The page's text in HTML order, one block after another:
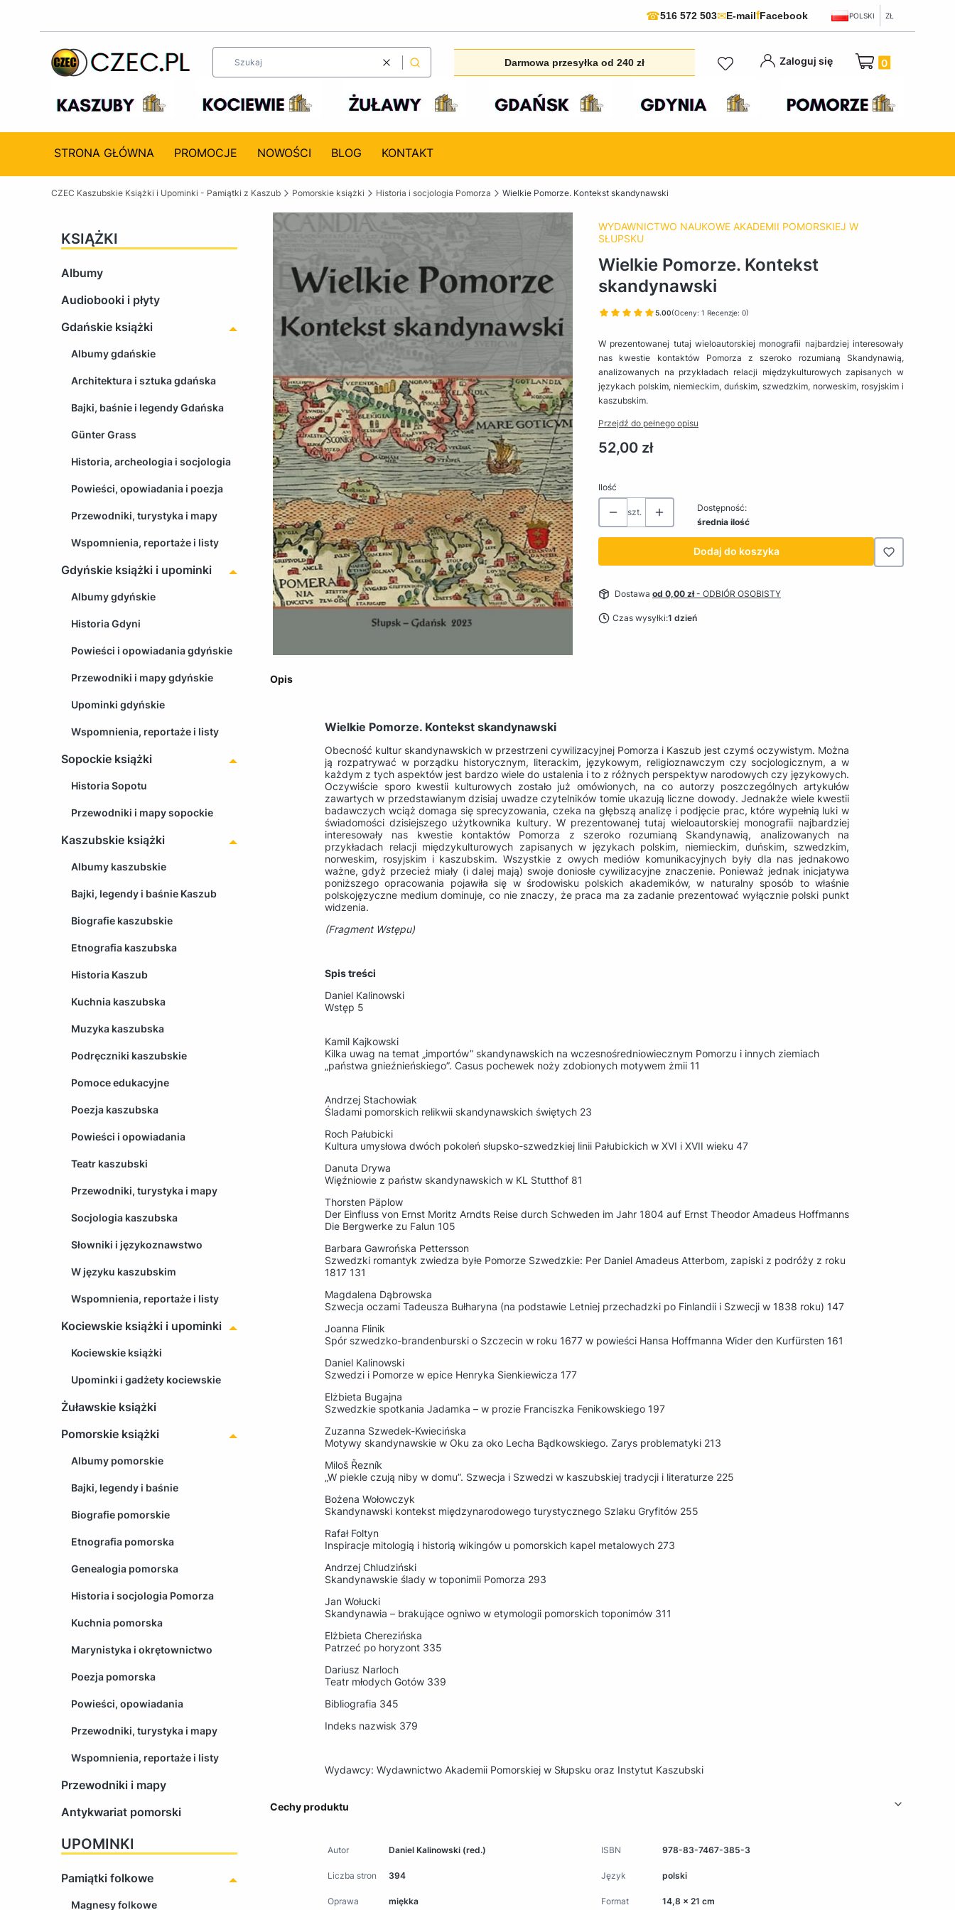
☎516 572 503✉E-mailfFacebook POLSKI ZŁ
WyczyśćSzukaj Darmowa przesyłka od 240 zł Zaloguj się Produkty w
STRONA GŁÓWNA PROMOCJE NOWOŚCI BLOG KONTAKT
CZEC Kaszubskie Książki i Upominki - Pamiątki z Kaszub Pomorskie książki Historia i socjologia Pomorza Wielkie Pomorze. Kontekst skandynawski
KSIĄŻKI
Albumy
Audiobooki i płyty
Gdańskie książki
Albumy gdańskie
Architektura i sztuka gdańska
Bajki, baśnie i legendy Gdańska
Günter Grass
Historia, archeologia i socjologia
Powieści, opowiadania i poezja
Przewodniki, turystyka i mapy
Wspomnienia, reportaże i listy
Gdyńskie książki i upominki
Albumy gdyńskie
Historia Gdyni
Powieści i opowiadania gdyńskie
Przewodniki i mapy gdyńskie
Upominki gdyńskie
Wspomnienia, reportaże i listy
Sopockie książki
Historia Sopotu
Przewodniki i mapy sopockie
Kaszubskie książki
Albumy kaszubskie
Bajki, legendy i baśnie Kaszub
Biografie kaszubskie
Etnografia kaszubska
Historia Kaszub
Kuchnia kaszubska
Muzyka kaszubska
Podręczniki kaszubskie
Pomoce edukacyjne
Poezja kaszubska
Powieści i opowiadania
Teatr kaszubski
Przewodniki, turystyka i mapy
Socjologia kaszubska
Słowniki i językoznawstwo
W języku kaszubskim
Wspomnienia, reportaże i listy
Kociewskie książki i upominki
Kociewskie książki
Upominki i gadżety kociewskie
Żuławskie książki
Pomorskie książki
Albumy pomorskie
Bajki, legendy i baśnie
Biografie pomorskie
Etnografia pomorska
Genealogia pomorska
Historia i socjologia Pomorza
Kuchnia pomorska
Marynistyka i okrętownictwo
Poezja pomorska
Powieści, opowiadania
Przewodniki, turystyka i mapy
Wspomnienia, reportaże i listy
Przewodniki i mapy
Antykwariat pomorski
UPOMINKI
Pamiątki folkowe
Magnesy folkowe
WYDAWNICTWO NAUKOWE AKADEMII POMORSKIEJ W
SŁUPSKU
Wielkie Pomorze. Kontekst
skandynawski
5.00(Oceny: 1 Recenzje: 0)
W prezentowanej tutaj wieloautorskiej monografii najbardziej interesowały
nas kwestie kontaktów Pomorza z szeroko rozumianą Skandynawią,
analizowanych na przykładach relacji międzykulturowych zapisanych w
językach polskim, niemieckim, duńskim, szwedzkim, norweskim, rosyjskim i
kaszubskim.
Przejdź do pełnego opisu
Cena
52,00 zł
Ilość
szt.
Dostępność:
średnia ilość
Dodaj do koszyka
Dostawa od 0,00 zł- ODBIÓR OSOBISTY
Czas wysyłki:1 dzień
Opis
Wielkie Pomorze. Kontekst skandynawski
Obecność kultur skandynawskich w przestrzeni cywilizacyjnej Pomorza i Kaszub jest czymś oczywistym. Można
ją rozpatrywać w porządku historycznym, literackim, językowym, religioznawczym czy socjologicznym, a w
każdym z tych aspektów jest bardzo wiele do ustalenia i to z różnych perspektyw narodowych czy językowych.
Oczywiście sporo kwestii kulturowych zostało już omówionych, na co autorzy poszczególnych artykułów
zawartych w przedstawianym dzisiaj uwadze czytelników tomie ukazują liczne dowody. Jednakże wiele kwestii
badawczych wciąż domaga się sprecyzowania, czeka na głębszą analizę i podjęcie prac, które wypełnią luki w
świadomości dzisiejszego użytkownika kultury. W prezentowanej tutaj wieloautorskiej monografii najbardziej
interesowały nas kwestie kontaktów Pomorza z szeroko rozumianą Skandynawią, analizowanych na
przykładach relacji międzykulturowych zapisanych w językach polskim, niemieckim, duńskim, szwedzkim,
norweskim, rosyjskim i kaszubskim. Wszystkie z owych mediów komunikacyjnych były dla nas jednakowo
ważne, gdyż przecież miały (i dalej mają) swoje doniosłe cywilizacyjne znaczenie. Ponieważ jednak inicjatywa
poniższego opracowania pojawiła się w środowisku polskich akademików, w naturalny sposób to właśnie
polskojęzyczne medium dominuje, co nie znaczy, że praca ma za zadanie prezentować wyłącznie polski punkt
widzenia.
(Fragment Wstępu)
Spis treści
Daniel Kalinowski
Wstęp 5
Kamil Kajkowski
Kilka uwag na temat „importów” skandynawskich na wczesnośredniowiecznym Pomorzu i innych ziemiach
„państwa gnieźnieńskiego”. Casus pochewek noży zdobionych motywem żmii 11
Andrzej Stachowiak
Śladami pomorskich relikwii skandynawskich świętych 23
Roch Pałubicki
Kultura umysłowa dwóch pokoleń słupsko-szwedzkiej linii Pałubickich w XVI i XVII wieku 47
Danuta Drywa
Więźniowie z państw skandynawskich w KL Stutthof 81
Thorsten Päplow
Der Einfluss von Ernst Moritz Arndts Reise durch Schweden im Jahr 1804 auf Ernst Theodor Amadeus Hoffmanns
Die Bergwerke zu Falun 105
Barbara Gawrońska Pettersson
Szwedzki romantyk zwiedza byłe Pomorze Szwedzkie: Per Daniel Amadeus Atterbom, zapiski z podróży z roku
1817 131
Magdalena Dąbrowska
Szwecja oczami Tadeusza Bułharyna (na podstawie Letniej przechadzki po Finlandii i Szwecji w 1838 roku) 147
Joanna Flinik
Spór szwedzko-brandenburski o Szczecin w roku 1677 w powieści Hansa Hoffmanna Wider den Kurfürsten 161
Daniel Kalinowski
Szwedzi i Pomorze w epice Henryka Sienkiewicza 177
Elżbieta Bugajna
Szwedzkie spotkania Jadamka – w prozie Franciszka Fenikowskiego 197
Zuzanna Szwedek-Kwiecińska
Motywy skandynawskie w Oku za oko Lecha Bądkowskiego. Zarys problematyki 213
Miloš Řezník
„W piekle czują niby w domu”. Szwecja i Szwedzi w kaszubskiej tradycji i literaturze 225
Bożena Wołowczyk
Skandynawski kontekst międzynarodowego turystycznego Szlaku Gryfitów 255
Rafał Foltyn
Inspiracje mitologią i historią wikingów u pomorskich kapel metalowych 273
Andrzej Chludziński
Skandynawskie ślady w toponimii Pomorza 293
Jan Wołucki
Skandynawia – brakujące ogniwo w etymologii pomorskich toponimów 311
Elżbieta Cherezińska
Patrzeć po horyzont 335
Dariusz Narloch
Teatr młodych Gotów 339
Bibliografia 345
Indeks nazwisk 379
Wydawcy: Wydawnictwo Akademii Pomorskiej w Słupsku oraz Instytut Kaszubski
Cechy produktu
Autor Daniel Kalinowski (red.) ISBN 978-83-7467-385-3
Liczba stron 394 Język polski
Oprawa miękka Format 14,8 x 21 cm